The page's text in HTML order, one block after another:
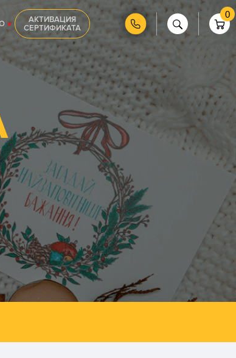
АКТИВАЦИЯ
СЕРТИФИКАТА
0